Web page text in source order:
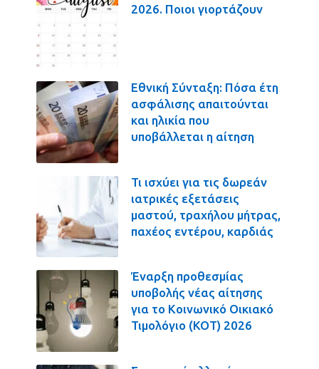
2026. Ποιοι γιορτάζουν
Εθνική Σύνταξη: Πόσα έτη
ασφάλισης απαιτούνται
και ηλικία που
υποβάλλεται η αίτηση
Τι ισχύει για τις δωρεάν
ιατρικές εξετάσεις
μαστού, τραχήλου μήτρας,
παχέος εντέρου, καρδιάς
Έναρξη προθεσμίας
υποβολής νέας αίτησης
για το Κοινωνικό Οικιακό
Τιμολόγιο (ΚΟΤ) 2026